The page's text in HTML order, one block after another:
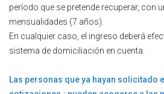
período que se pretende recuperar, con
mensualidades (7 años).
En cualquier caso, el ingreso deberá
sistema de domiciliación en cuenta.
Las personas que ya hayan solicitado